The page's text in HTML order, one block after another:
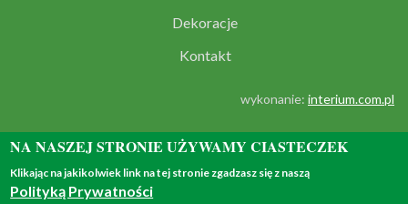
Dekoracje
Kontakt
wykonanie: interium.com.pl
NA NASZEJ STRONIE UŻYWAMY CIASTECZEK
Klikając na jakikolwiek link na tej stronie zgadzasz się z naszą
Polityką Prywatności